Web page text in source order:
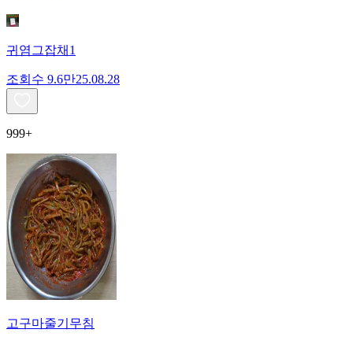
귀염그잡채1
조회수 9.6만25.08.28
999+
고구마줄기무침